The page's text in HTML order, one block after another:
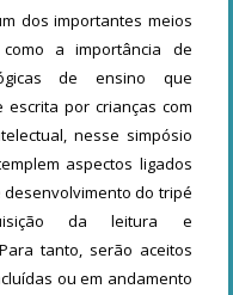
dos importantes meios
a importância de
de ensino que
por crianças com
nesse simpósio
aspectos ligados
do tripé
da leitura e
tanto, serão aceitos
ou em andamento